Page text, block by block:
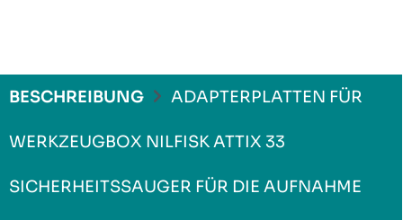
BESCHREIBUNG ADAPTERPLATTEN FÜR
WERKZEUGBOX NILFISK ATTIX 33
SICHERHEITSSAUGER FÜR DIE AUFNAHME